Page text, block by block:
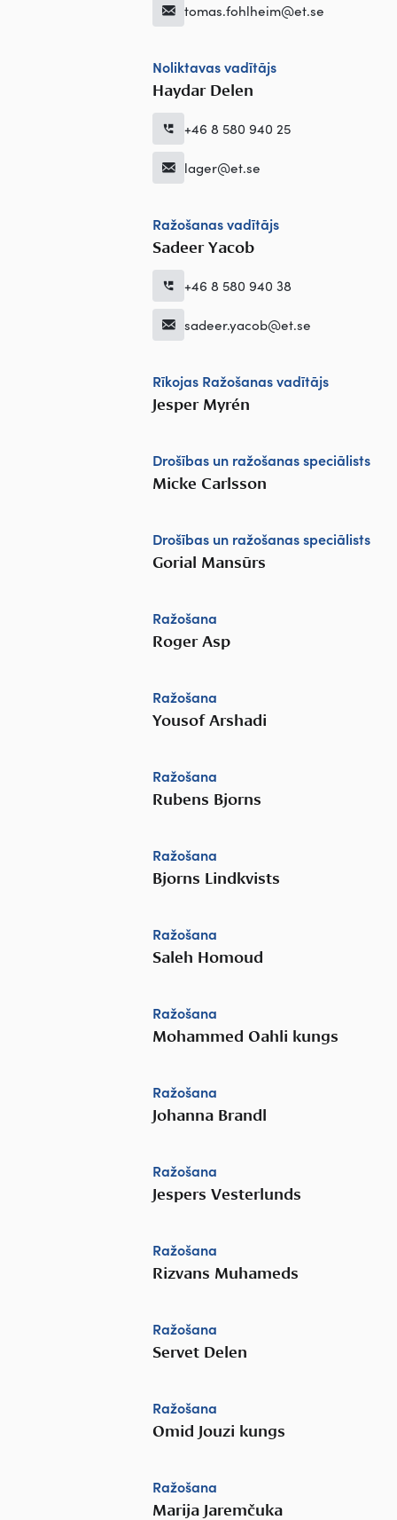
tomas.fohlheim@et.se
Noliktavas vadītājs
Haydar Delen
+46 8 580 940 25
lager@et.se
Ražošanas vadītājs
Sadeer Yacob
+46 8 580 940 38
sadeer.yacob@et.se
Rīkojas Ražošanas vadītājs
Jesper Myrén
Drošības un ražošanas speciālists
Micke Carlsson
Drošības un ražošanas speciālists
Gorial Mansūrs
Ražošana
Roger Asp
Ražošana
Yousof Arshadi
Ražošana
Rubens Bjorns
Ražošana
Bjorns Lindkvists
Ražošana
Saleh Homoud
Ražošana
Mohammed Oahli kungs
Ražošana
Johanna Brandl
Ražošana
Jespers Vesterlunds
Ražošana
Rizvans Muhameds
Ražošana
Servet Delen
Ražošana
Omid Jouzi kungs
Ražošana
Marija Jaremčuka